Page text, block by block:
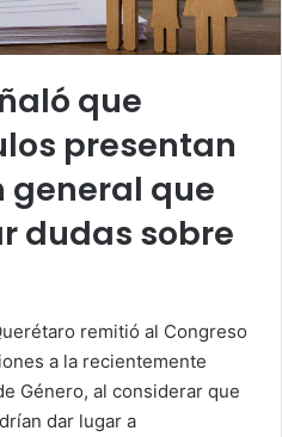
que
presentan
general que
dudas sobre
remitió al Congreso
a la recientemente
Género, al considerar que
dar lugar a